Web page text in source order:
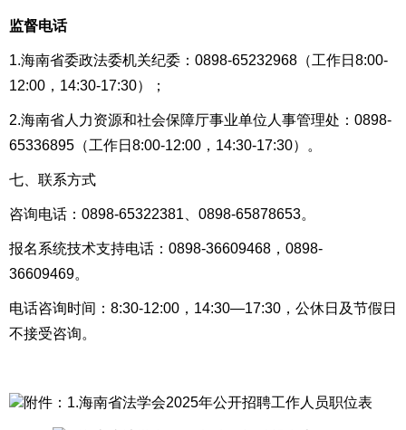
监督电话
1.海南省委政法委机关纪委： 0898-65232968 （工作日 8:00-
12:00，14:30-17:30） ；
2.海南省人力资源和社会保障厅事业单位人事管理处：0898-
65336895 （工作日 8:00-12:00，14:30-17:30） 。
七、 联系方式
咨询电话：0898-65322381 0898-65878653。
报名系统技术支持电话： 0898-36609468，0898-
36609469。
电话咨询时间：8:30-12:00，14:30—17:30，公休日及节假日
不接受咨询。
附件：1.海南省法学会2025年公开招聘工作人员职位表